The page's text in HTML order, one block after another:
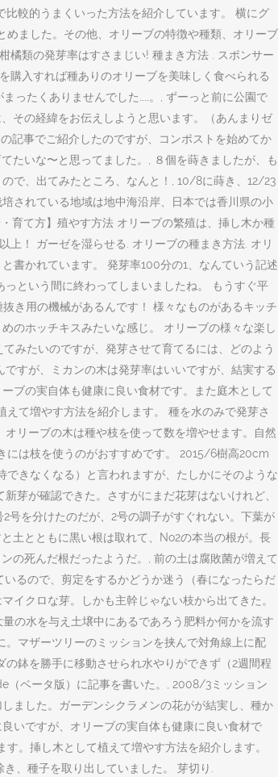
較的うまくいった方法を紹介しています。 横にグ
ました。その他、オリーブの特徴や種類、オリーブ
橘類の発芽率はすさまじい! 種まき方法 . スポンサー
購入すれば種ありのオリーブを美味しく食べられる
ったくありませんでした……。, ずーっと前に公園で
その経緯をお伝えしようと思います。（あんまりゼ
記事でご紹介したのですが、コンポストを始めてか
たいな〜と思ってました。, ８個を蒔きましたが、も
で、出てみたところ、なんと！, 10/8に蒔き、12/23
されている地域は地中海沿岸、日本では香川県の小
育て方】殖やす方法 オリーブの繁殖は、挿し木か種
！ ガーゼを湿らせる. オリーブの種まき方法. オリ
書かれています。 発芽率100分の1、なんていう記述
という間に終わってしまいましたね。 もうすぐ平
き用の機械があるんです！ 様々なものがあるキッチ
のホッチキスみたいな感じ。 オリーブの様々な楽し
みたいのですが、発芽させて育てるには、どのよう
すが、ミカンの木は発芽率はいいですが、結実する
ブの実自体も健康に良い食材です。また庭木として
て増やす方法を紹介します。 種を水のみで発芽さ
リーブの木は種や枝を使って数を増やせます。自然
には枝を使うのがおすすめです。 2015/6樹高20cm
きなくなる）と言われますが、たしかにそのような
芽が確認できた。さすがにまだ花芽はないけれど、
号を分けたのだが、2号の調子がすぐれない。下葉が
土とともに黒い根は取れて、No2の本当の根が。長
の死んだ根だったようだ。, 前の土は腐敗菌が増えて
るので、剪定をするかどうか迷う（春になったらだ
イクロな芽。しかも主幹じゃない枝から出てきた。
の水を与え土壌中にあるであろう肥料か何かを流す
マザーツリーのミッションを挟んで対角線上に配
鉢を勝手に移動させられ水やりができず（2週間程
（ベータ版）に記事を書いた。, 2008/3ミッション
ました。ガーデンシクラメンの花がが結実し、種か
いですが、オリーブの実自体も健康に良い食材で
。挿し木として植えて増やす方法を紹介します。
、種子を取り出していました。 芽切り.